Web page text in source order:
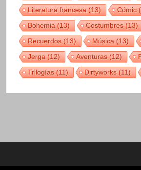
Literatura francesa(13) Cómic
Bohemia(13) Costumbres(13)
Recuerdos(13) Música(13)
Jerga(12) Aventuras(12)
Trilogías(11) Dirtyworks(11)